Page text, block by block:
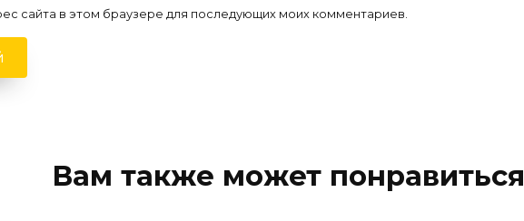
сайта в этом браузере для последующих моих комментариев.
Вам также может понравиться